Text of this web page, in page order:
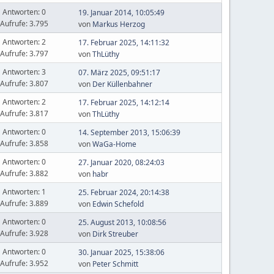
Antworten: 0
Aufrufe: 3.795
19. Januar 2014, 10:05:49
von Markus Herzog
Antworten: 2
Aufrufe: 3.797
17. Februar 2025, 14:11:32
vonThLüthy
Antworten: 3
Aufrufe: 3.807
07. März 2025, 09:51:17
von Der Küllenbahner
Antworten: 2
Aufrufe: 3.817
17. Februar 2025, 14:12:14
vonThLüthy
Antworten: 0
Aufrufe: 3.858
14. September 2013, 15:06:39
vonWaGa-Home
Antworten: 0
Aufrufe: 3.882
27. Januar 2020, 08:24:03
von habr
Antworten: 1
Aufrufe: 3.889
25. Februar 2024, 20:14:38
von Edwin Schefold
Antworten: 0
Aufrufe: 3.928
25. August 2013, 10:08:56
von Dirk Streuber
Antworten: 0
Aufrufe: 3.952
30. Januar 2025, 15:38:06
von Peter Schmitt